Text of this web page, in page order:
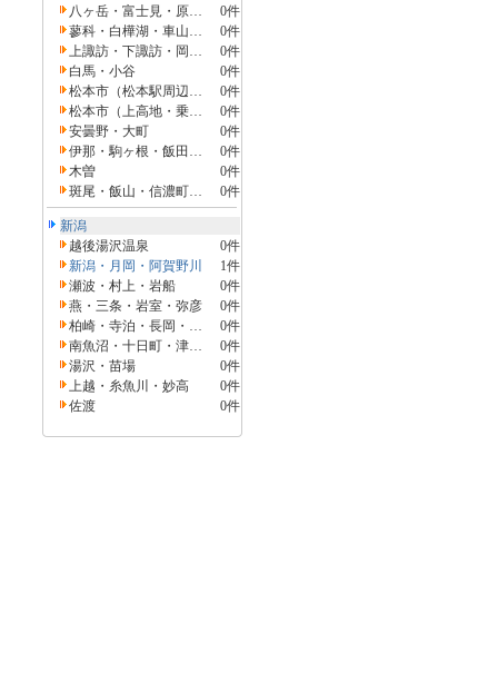
八ヶ岳・富士見・原村・野辺山・小海
0件
蓼科・白樺湖・車山・女神湖・姫木平
0件
上諏訪・下諏訪・岡谷・霧ヶ峰・美ヶ原高原
0件
白馬・小谷
0件
松本市（松本駅周辺・浅間・美ヶ原・塩尻）
0件
松本市（上高地・乗鞍・白骨・野麦峠）
0件
安曇野・大町
0件
伊那・駒ヶ根・飯田・昼神
0件
木曽
0件
斑尾・飯山・信濃町・黒姫
0件
新潟
越後湯沢温泉
0件
新潟・月岡・阿賀野川
1件
瀬波・村上・岩船
0件
燕・三条・岩室・弥彦
0件
柏崎・寺泊・長岡・魚沼（湯之谷）
0件
南魚沼・十日町・津南（六日町）
0件
湯沢・苗場
0件
上越・糸魚川・妙高
0件
佐渡
0件